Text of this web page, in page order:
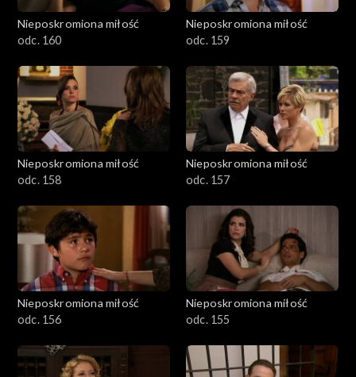
Nieposkromiona miłość
odc. 160
Nieposkromiona miłość
odc. 159
Nieposkromiona miłość
odc. 158
Nieposkromiona miłość
odc. 157
Nieposkromiona miłość
odc. 156
Nieposkromiona miłość
odc. 155